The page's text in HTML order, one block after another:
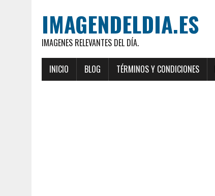
IMAGENDELDIA.ES
IMAGENES RELEVANTES DEL DÍA.
INICIO BLOG TÉRMINOS Y CONDICIONES